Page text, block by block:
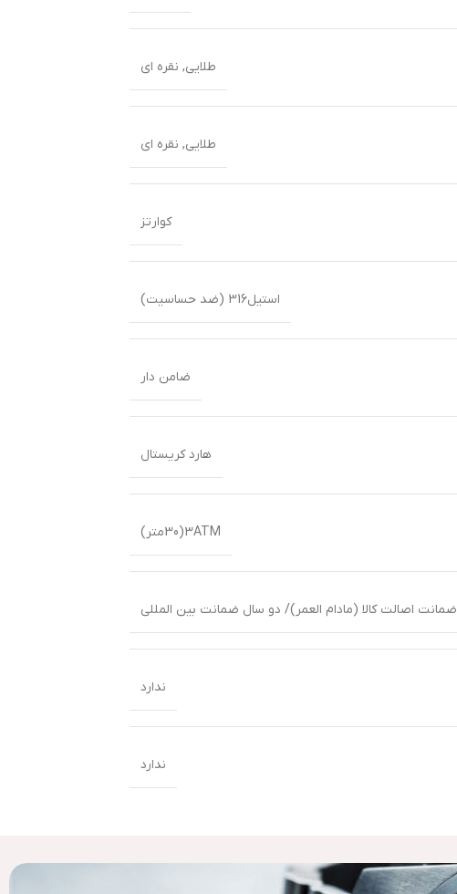
طلایی, نقره ای
طلایی, نقره ای
کوارتز
استیل316 (ضد حساسیت)
ضامن دار
هارد کریستال
3ATM(30متر)
ضمانت اصالت کالا (مادام العمر)/ دو سال ضمانت بین المللی
ندارد
ندارد